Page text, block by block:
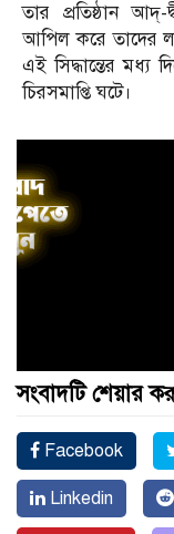
তার প্রতিষ্ঠান
আপিল করে তাদের
এই সিদ্ধান্তের মধ্য
চিরসমাপ্তি ঘটে।
সংবাদটি শেয়ার
Facebook
Linkedin